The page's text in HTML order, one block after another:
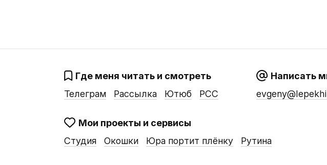
Где меня читать и смотреть
Телеграм
Рассылка Ютюб РСС
Написать
Мои проекты и сервисы
Студия
Окошки Юра портит плёнку Рутина